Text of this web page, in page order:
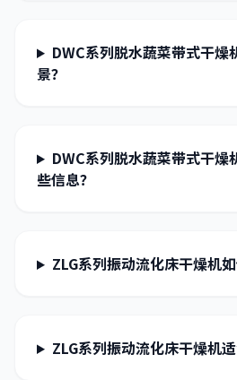
DWC系列脱水蔬菜带式干燥
景？
DWC系列脱水蔬菜带式干燥
些信息？
ZLG系列振动流化床干燥机
ZLG系列振动流化床干燥机